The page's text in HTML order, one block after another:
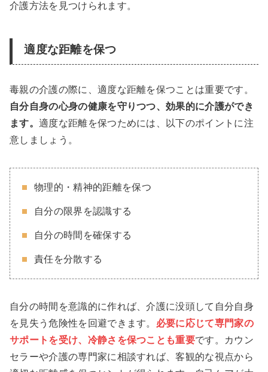
介護方法を見つけられます。
適度な距離を保つ
毒親の介護の際に、適度な距離を保つことは重要です。
自分自身の心身の健康を守りつつ、効果的に介護ができ
ます。 適度な距離を保つためには、以下のポイントに注
意しましょう。
物理的・精神的距離を保つ
自分の限界を認識する
自分の時間を確保する
責任を分散する
自分の時間を意識的に作れば、介護に没頭して自分自身
を見失う危険性を回避できます。 必要に応じて専門家の
サポートを受け、冷静さを保つことも重要です。カウン
セラーや介護の専門家に相談すれば、客観的な視点から